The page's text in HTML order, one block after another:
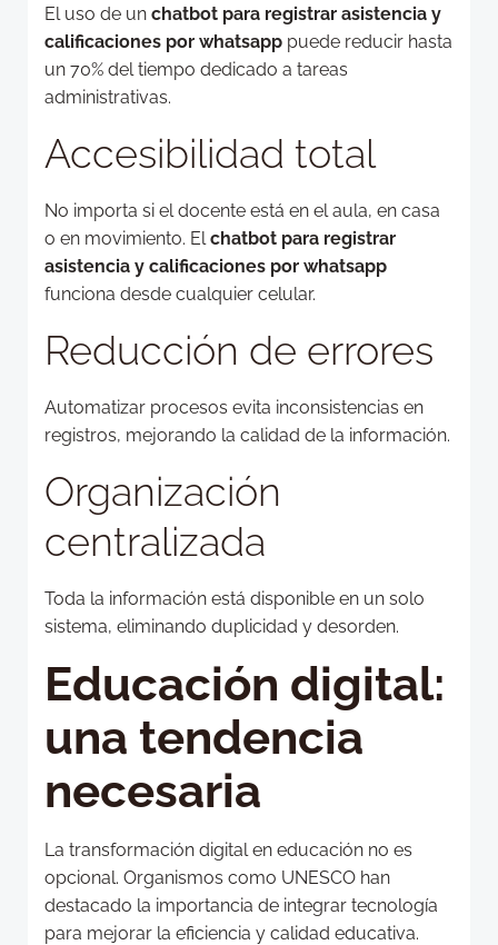
El uso de un chatbot para registrar asistencia y
calificaciones por whatsapp puede reducir hasta
un 70% del tiempo dedicado a tareas
administrativas.
Accesibilidad total
No importa si el docente está en el aula, en casa
o en movimiento. El chatbot para registrar
asistencia y calificaciones por whatsapp
funciona desde cualquier celular.
Reducción de errores
Automatizar procesos evita inconsistencias en
registros, mejorando la calidad de la información.
Organización
centralizada
Toda la información está disponible en un solo
sistema, eliminando duplicidad y desorden.
Educación digital:
una tendencia
necesaria
La transformación digital en educación no es
opcional. Organismos como UNESCO han
destacado la importancia de integrar tecnología
para mejorar la eficiencia y calidad educativa.